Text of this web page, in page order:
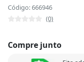
Código: 666946
(0)
Compre junto